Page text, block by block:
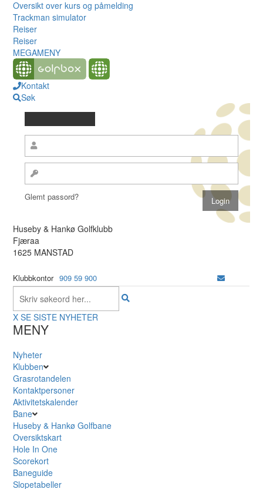
Oversikt over kurs og påmelding
Trackman simulator
Reiser
Reiser
MEGAMENY
Kontakt
Søk
Glemt passord?
Huseby & Hankø Golfklubb
Fjæraa
1625 MANSTAD
Klubbkontor 909 59 900
X SE SISTE NYHETER
MENY
Nyheter
Klubben
Grasrotandelen
Kontaktpersoner
Aktivitetskalender
Bane
Huseby & Hankø Golfbane
Oversiktskart
Hole In One
Scorekort
Baneguide
Slopetabeller